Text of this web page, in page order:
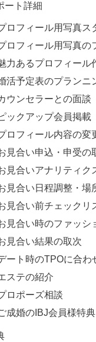
ート詳細
ロフィール用写真ス
ロフィール用写真の
力あるプロフィール
活予定表のプランニ
ウンセラーとの面談
ックアップ会員掲載
ロフィール内容の変
見合い申込・申受の
見合いアナリティク
見合い日程調整・場
見合い前チェックリ
見合い時のファッシ
見合い結果の取次
ート時のTPOに合わ
ステの紹介
ロポーズ相談
成婚のIBJ会員様特